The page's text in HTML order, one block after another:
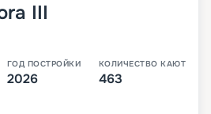
III
ГОД ПОСТРОЙКИ
2026
КОЛИЧЕСТВО КАЮТ
463